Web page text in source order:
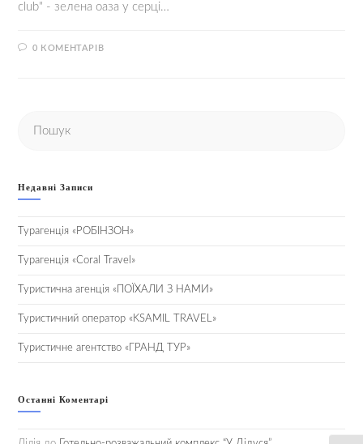
club" - зелена оаза у серці…
0 КОМЕНТАРІВ
Недавні Записи
Турагенція «РОБІНЗОН»
Турагенція «Coral Travel»
Туристична агенція «ПОЇХАЛИ З НАМИ»
Туристичний оператор «KSAMIL TRAVEL»
Туристичне агентство «ГРАНД ТУР»
Останні Коментарі